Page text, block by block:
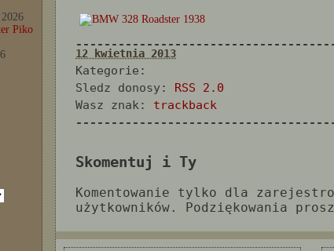
Piko
12 kwietnia 2013
Kategorie:
Sledz donosy: RSS 2.0
Wasz znak: trackback
Skomentuj i Ty
Komentowanie tylko dla
użytkowników. Podziękowania